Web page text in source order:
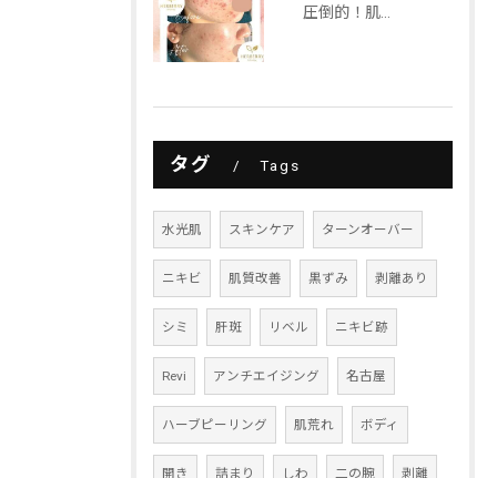
タグ Tags
水光肌 スキンケア ターンオーバー
ニキビ 肌質改善 黒ずみ 剥離あり
シミ 肝斑 リベル ニキビ跡
Revi アンチエイジング 名古屋
ハーブピーリング 肌荒れ ボディ
開き 詰まり しわ 二の腕 剥離